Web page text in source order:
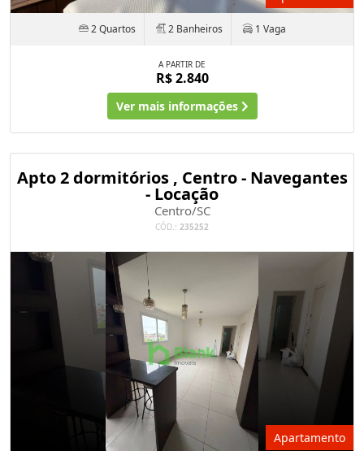
2 Quartos 2 Banheiros 1 Vaga
A PARTIR DE
R$ 2.840
Ver mais informações
Apto 2 dormitórios , Centro - Navegantes
- Locação
Centro/SC
CÓD.: 235252
Apartamento